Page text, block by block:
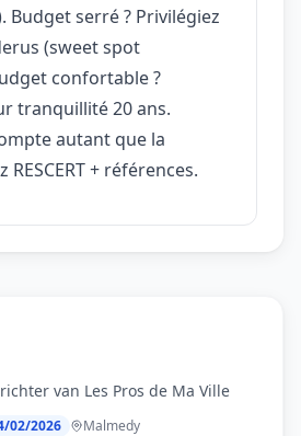
Budget serré ? Privilégiez
(sweet spot
confortable ?
tranquillité 20 ans.
autant que la
RESCERT + références.
van Les Pros de Ma Ville
02/2026 Malmedy